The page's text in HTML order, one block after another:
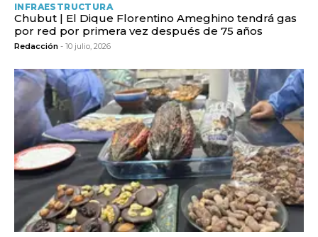
INFRAESTRUCTURA
Chubut | El Dique Florentino Ameghino tendrá gas
por red por primera vez después de 75 años
Redacción - 10 julio, 2026